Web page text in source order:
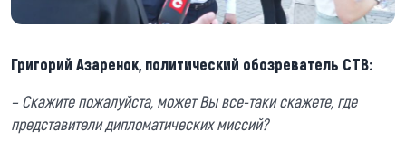
Григорий Азаренок, политический обозреватель СТВ:
– Скажите пожалуйста, может Вы все-таки скажете, где
представители дипломатических миссий?